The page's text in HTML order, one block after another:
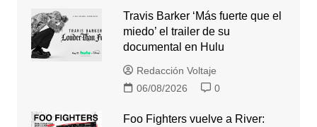
Travis Barker ‘Más fuerte que el
miedo’ el trailer de su
documental en Hulu
Redacción Voltaje
06/08/2026
0
Foo Fighters vuelve a River: